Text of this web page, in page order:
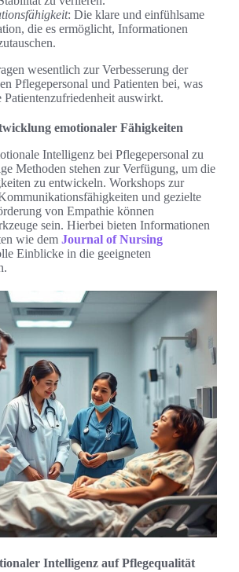
: Die klare und einfühlsame
die es ermöglicht, Informationen
wesentlich zur Verbesserung der
Pflegepersonal und Patienten bei, was
auswirkt.
emotionaler Fähigkeiten
Intelligenz bei Pflegepersonal zu
Methoden stehen zur Verfügung, um die
zu entwickeln. Workshops zur
und gezielte
von Empathie können
sein. Hierbei bieten Informationen
wie dem Journal of Nursing
Einblicke in die geeigneten
Intelligenz auf Pflegequalität